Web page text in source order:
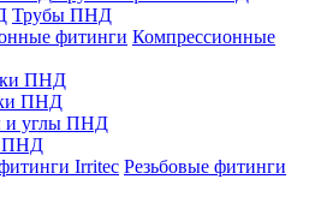
Трубы ПНД
Компрессионные
ПНД
ПНД
и углы ПНД
ПНД
Резьбовые фитинги